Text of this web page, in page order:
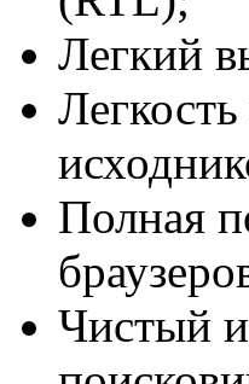
Легкий
Полная
Чистый